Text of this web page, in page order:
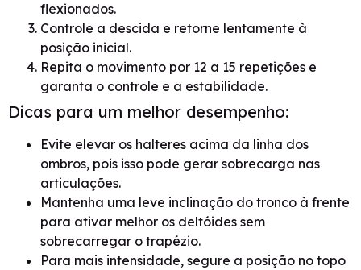
flexionados.
Controle a descida e retorne lentamente à
posição inicial.
Repita o movimento por 12 a 15 repetições e
garanta o controle e a estabilidade.
Dicas para um melhor desempenho:
Evite elevar os halteres acima da linha dos
ombros, pois isso pode gerar sobrecarga nas
articulações.
Mantenha uma leve inclinação do tronco à frente
para ativar melhor os deltóides sem
sobrecarregar o trapézio.
Para mais intensidade, segure a posição no topo